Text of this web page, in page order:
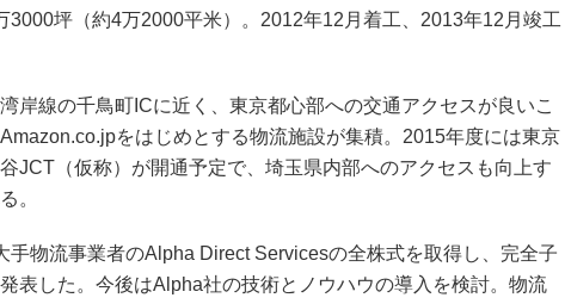
3000坪（約4万2000平米）。2012年12月着工、2013年12月竣工
岸線の千鳥町ICに近く、東京都心部への交通アクセスが良いこ
をはじめとする物流施設が集積。2015年度には東京
JCT（仮称）が開通予定で、埼玉県内部へのアクセスも向上す
。
物流事業者のAlpha Direct Servicesの全株式を取得し、完全子
表した。今後はAlpha社の技術とノウハウの導入を検討。物流